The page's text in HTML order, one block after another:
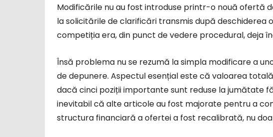
Modificările nu au fost introduse printr-o nouă ofertă
la solicitările de clarificări transmis după
competiția era, din punct de vedere procedural, deja
Însă problema nu se rezumă la simpla modificare a
de depunere. Aspectul esențial este că valoarea
dacă cinci poziții importante sunt reduse la jumătate
inevitabil că alte articole au fost majorate pentru a
structura financiară a ofertei a fost recalibrată, nu